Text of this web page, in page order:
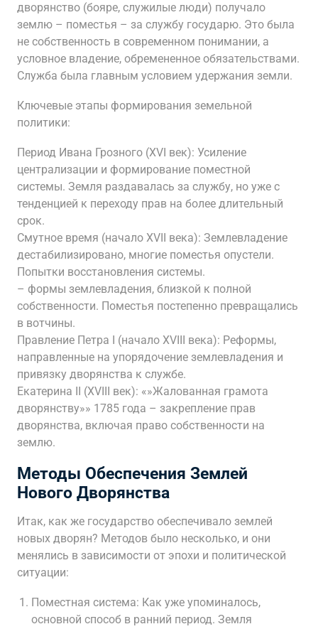
дворянство (бояре, служилые люди) получало
землю – поместья – за службу государю. Это была
не собственность в современном понимании, а
условное владение, обремененное обязательствами.
Служба была главным условием удержания земли.
Ключевые этапы формирования земельной
политики:
Период Ивана Грозного (XVI век): Усиление
централизации и формирование поместной
системы. Земля раздавалась за службу, но уже с
тенденцией к переходу прав на более длительный
срок.
Смутное время (начало XVII века): Землевладение
дестабилизировано, многие поместья опустели.
Попытки восстановления системы.
– формы землевладения, близкой к полной
собственности. Поместья постепенно превращались
в вотчины.
Правление Петра I (начало XVIII века): Реформы,
направленные на упорядочение землевладения и
привязку дворянства к службе.
Екатерина II (XVIII век): «»Жалованная грамота
дворянству»» 1785 года – закрепление прав
дворянства, включая право собственности на
землю.
Методы Обеспечения Землей
Нового Дворянства
Итак, как же государство обеспечивало землей
новых дворян? Методов было несколько, и они
менялись в зависимости от эпохи и политической
ситуации:
Поместная система: Как уже упоминалось,
основной способ в ранний период. Земля